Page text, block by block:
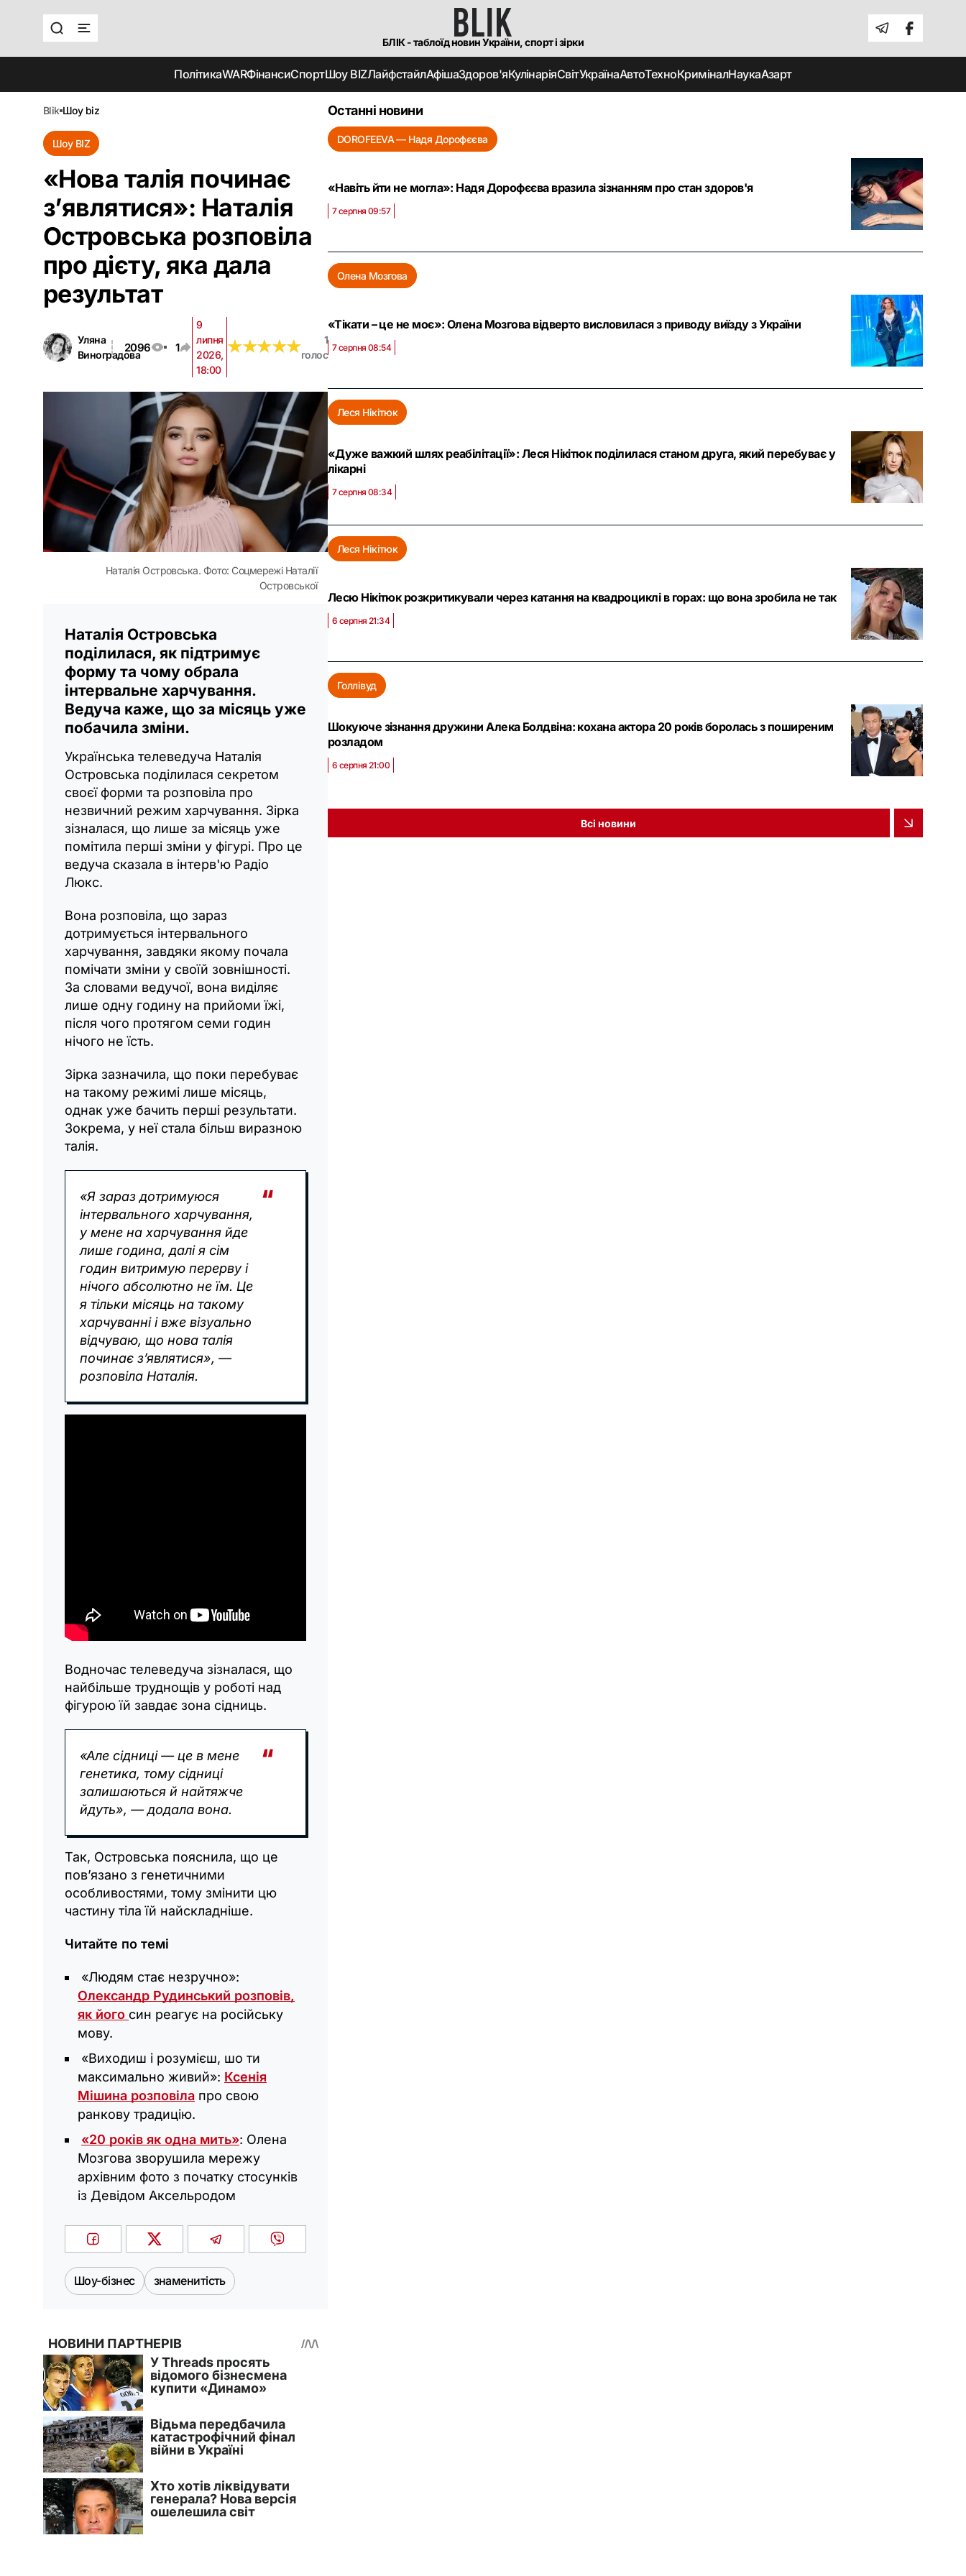
БЛІК - таблоїд новин України, спорт і зірки
ПолітикаWARФінансиСпортШоу BIZЛайфстайлАфішаЗдоров'яКулінаріяСвітУкраїнаАвтоТехноКриміналНаукаАзарт
blik шоу biz
Шоу BIZ
«Нова талія починає
з’являтися»: Наталія
Островська розповіла
про дієту, яка дала
результат
Уляна
Виноградова
2096 1
9
липня
2026,
18:00
★★★★★
★★★★★
1
голос
Наталія Островська. Фото: Соцмережі Наталії
Островської
Наталія Островська
поділилася, як підтримує
форму та чому обрала
інтервальне харчування.
Ведуча каже, що за місяць уже
побачила зміни.
Українська телеведуча Наталія
Островська поділилася секретом
своєї форми та розповіла про
незвичний режим харчування. Зірка
зізналася, що лише за місяць уже
помітила перші зміни у фігурі. Про це
ведуча сказала в інтерв'ю Радіо
Люкс.
Вона розповіла, що зараз
дотримується інтервального
харчування, завдяки якому почала
помічати зміни у своїй зовнішності.
За словами ведучої, вона виділяє
лише одну годину на прийоми їжі,
після чого протягом семи годин
нічого не їсть.
Зірка зазначила, що поки перебуває
на такому режимі лише місяць,
однак уже бачить перші результати.
Зокрема, у неї стала більш виразною
талія.
«Я зараз дотримуюся
інтервального харчування,
у мене на харчування йде
лише година, далі я сім
годин витримую перерву і
нічого абсолютно не їм. Це
я тільки місяць на такому
харчуванні і вже візуально
відчуваю, що нова талія
починає з’являтися», —
розповіла Наталія.
Водночас телеведуча зізналася, що
найбільше труднощів у роботі над
фігурою їй завдає зона сідниць.
«Але сідниці — це в мене
генетика, тому сідниці
залишаються й найтяжче
йдуть», — додала вона.
Так, Островська пояснила, що це
пов’язано з генетичними
особливостями, тому змінити цю
частину тіла їй найскладніше.
Читайте по темі
«Людям стає незручно»:
Олександр Рудинський розповів,
як його син реагує на російську
мову.
«Виходиш і розумієш, шо ти
максимально живий»: Ксенія
Мішина розповіла про свою
ранкову традицію.
«20 років як одна мить»: Олена
Мозгова зворушила мережу
архівним фото з початку стосунків
із Девідом Аксельродом
Шоу-бізнес знаменитість
Останні новини
DOROFEEVA — Надя Дорофєєва
«Навіть йти не могла»: Надя Дорофєєва вразила зізнанням про стан здоров'я
7 серпня 09:57
Олена Мозгова
«Тікати – це не моє»: Олена Мозгова відверто висловилася з приводу виїзду з України
7 серпня 08:54
Леся Нікітюк
«Дуже важкий шлях реабілітації»: Леся Нікітюк поділилася станом друга, який перебуває у
лікарні
7 серпня 08:34
Леся Нікітюк
Лесю Нікітюк розкритикували через катання на квадроциклі в горах: що вона зробила не так
6 серпня 21:34
Голлівуд
Шокуюче зізнання дружини Алека Болдвіна: кохана актора 20 років боролась з поширеним
розладом
6 серпня 21:00
Всі новини